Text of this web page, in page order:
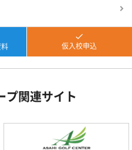
料

仮入校申込
プ関連サイト